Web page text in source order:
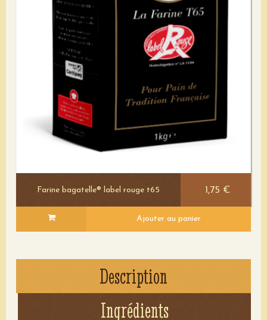
Farine bagatelle® label rouge t65 1,75 €
Ajouter au panier
Description
Ingrédients